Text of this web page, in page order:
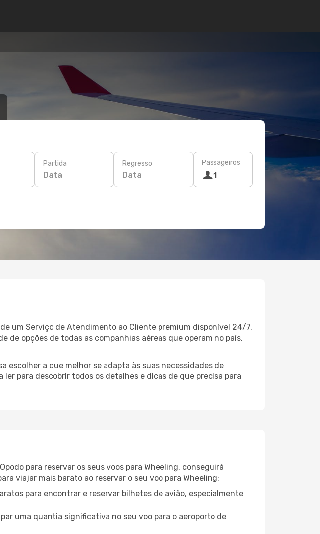
Partida
Data
Regresso
Data
Passageiros
1
um Serviço de Atendimento ao Cliente premium disponível 24/7.
de opções de todas as companhias aéreas que operam no país.
escolher a que melhor se adapta às suas necessidades de
para descobrir todos os detalhes e dicas de que precisa para
para reservar os seus voos para Wheeling, conseguirá
viajar mais barato ao reservar o seu voo para Wheeling:
para encontrar e reservar bilhetes de avião, especialmente
uma quantia significativa no seu voo para o aeroporto de